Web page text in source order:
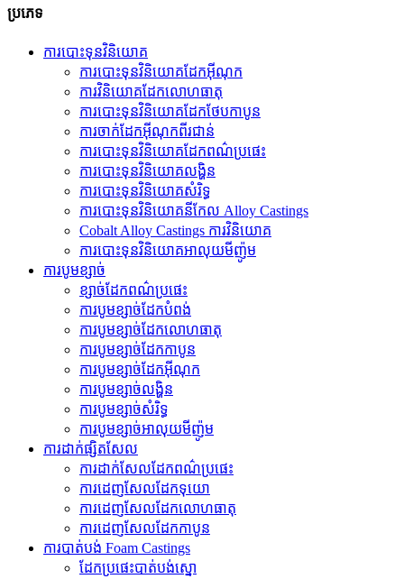
ប្រភេទ
ការបោះទុនវិនិយោគ
ការបោះទុនវិនិយោគដែកអ៊ីណុក
ការ​វិនិយោគ​ដែក​លោហធាតុ
ការបោះទុនវិនិយោគដែកថែបកាបូន
ការចាក់ដែកអ៊ីណុកពីរជាន់
ការបោះទុនវិនិយោគដែកពណ៌ប្រផេះ
ការបោះទុនវិនិយោគលង្ហិន
ការបោះទុនវិនិយោគសំរិទ្ធ
ការបោះទុនវិនិយោគនីកែល Alloy Castings
Cobalt Alloy Castings ការវិនិយោគ
ការបោះទុនវិនិយោគអាលុយមីញ៉ូម
ការបូមខ្សាច់
ខ្សាច់ដែកពណ៌ប្រផេះ
ការបូមខ្សាច់ដែកបំពង់
ការ​បូម​ខ្សាច់​ដែក​លោហធាតុ
ការបូមខ្សាច់ដែកកាបូន
ការបូមខ្សាច់ដែកអ៊ីណុក
ការបូមខ្សាច់លង្ហិន
ការបូមខ្សាច់សំរិទ្ធ
ការបូមខ្សាច់អាលុយមីញ៉ូម
ការដាក់ផ្សិតសែល
ការដាក់សែលដែកពណ៌ប្រផេះ
ការ​ដេញ​សែល​ដែក​ទុយោ
ការ​ដេញ​សែល​ដែក​លោហធាតុ
ការដេញសែលដែកកាបូន
ការបាត់បង់ Foam Castings
ដែក​ប្រផេះ​បាត់​បង់​ស្នោ